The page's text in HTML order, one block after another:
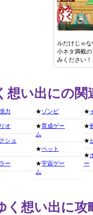
ルだけじゃ
小ネタ満載
みください！
想い出にの
力
オ
ショ
ー
★ゾンビ
★育成ゲー
ム
★ペット
★宇宙ゲー
ム
★
★
★
★
ー
く想い出に